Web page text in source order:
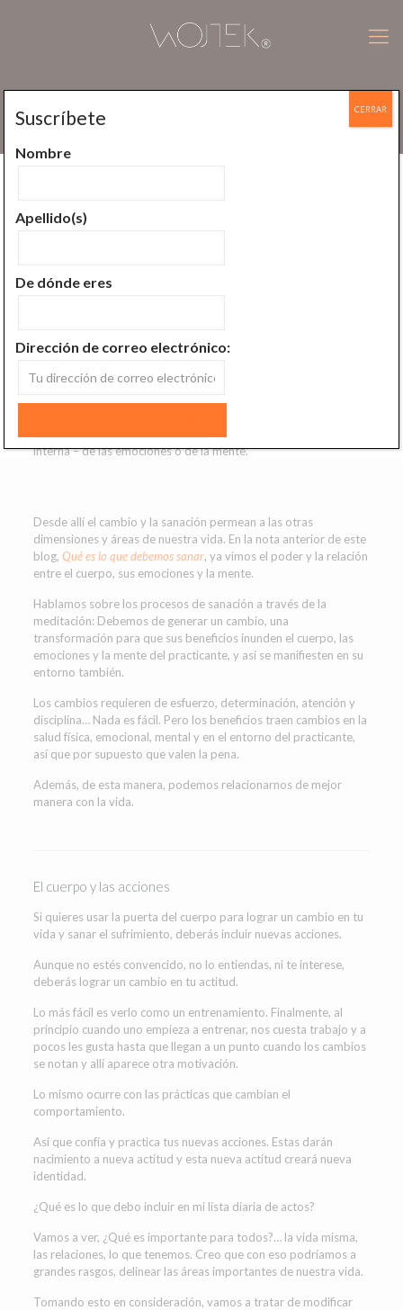
Sanando con tus acciones
interna – de las emociones o de la mente.
Desde allí el cambio y la sanación permean a las otras
dimensiones y áreas de nuestra vida. En la nota anterior de este
blog, Qué es lo que debemos sanar, ya vimos el poder y la relación
entre el cuerpo, sus emociones y la mente.
Hablamos sobre los procesos de sanación a través de la
meditación: Debemos de generar un cambio, una
transformación para que sus beneficios inunden el cuerpo, las
emociones y la mente del practicante, y así se manifiesten en su
entorno también.
Los cambios requieren de esfuerzo, determinación, atención y
disciplina… Nada es fácil. Pero los beneficios traen cambios en la
salud física, emocional, mental y en el entorno del practicante,
así que por supuesto que valen la pena.
Además, de esta manera, podemos relacionarnos de mejor
manera con la vida.
El cuerpo y las acciones
Si quieres usar la puerta del cuerpo para lograr un cambio en tu
vida y sanar el sufrimiento, deberás incluir nuevas acciones.
Aunque no estés convencido, no lo entiendas, ni te interese,
deberás lograr un cambio en tu actitud.
Lo más fácil es verlo como un entrenamiento. Finalmente, al
principio cuando uno empieza a entrenar, nos cuesta trabajo y a
pocos les gusta hasta que llegan a un punto cuando los cambios
se notan y allí aparece otra motivación.
Lo mismo ocurre con las prácticas que cambian el
comportamiento.
Así que confía y practica tus nuevas acciones. Estas darán
nacimiento a nueva actitud y esta nueva actitud creará nueva
identidad.
¿Qué es lo que debo incluir en mi lista diaria de actos?
Vamos a ver, ¿Qué es importante para todos?… la vida misma,
las relaciones, lo que tenemos. Creo que con eso podríamos a
grandes rasgos, delinear las áreas importantes de nuestra vida.
Tomando esto en consideración, vamos a tratar de modificar
Suscríbete
Nombre
Apellido(s)
De dónde eres
Dirección de correo electrónico:
CERRAR